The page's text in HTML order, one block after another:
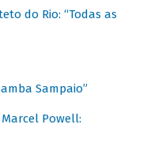
do Rio: “Todas as
Sampaio”
Powell: